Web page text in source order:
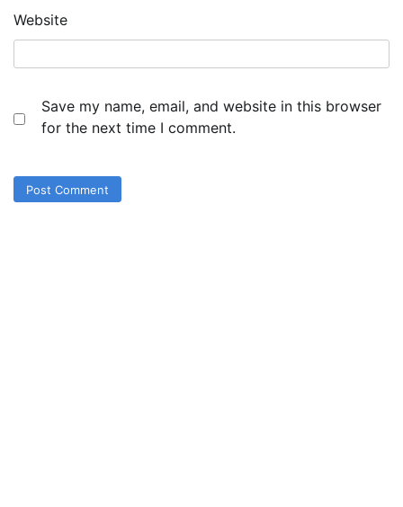
Website
Save my name, email, and website in this browser
for the next time I comment.